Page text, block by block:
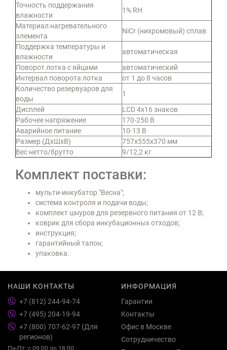
Точность поддержания
влажности
1% RH
Материал нагревательного
элемента
NiCr (нихромовый) сплав
Поддержка температуры и
влажности
автоматическая
Поворот лотка с яйцами
автоматический
Интервал поворота лотка
от 1 до 8 часов
Количество резервуаров для
воды
1
Дисплей
LCD 4х16 знаков
Рабочее напряжение
170-250 В
Аварийное питание
10-13 В
Размер (ДхШхВ)
757х555х370 мм
Вес нетто/брутто
9/12,2 кг
Комплект поставки:
мульти-инкубатор "Весна";
система контроля и подачи воды;
комплект шнуров для резервного питания от 12 В;
коврик для сбора инкубационных отходов;
инструкция;
гарантийный талон;
упаковка.
НАШИ КОНТАКТЫ
+7 (812) 244-94-74
+7 (495) 204-19-94
+7 (800) 707-62-97 (Для
регионов)
Пн-Пт: с 09:00 до 18:00
ИНФОРМАЦИЯ
Гарантии
Контакты
Офис в Москве
Сотрудничество